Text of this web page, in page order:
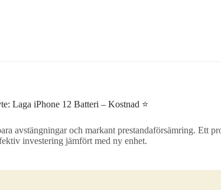
Laga iPhone 12 Batteri – Kostnad ⭐
avstängningar och markant prestandaförsämring. Ett
investering jämfört med ny enhet.